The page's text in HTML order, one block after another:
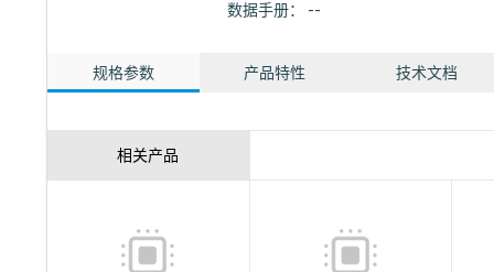
数据手册： --
规格参数 产品特性 技术文档
相关产品